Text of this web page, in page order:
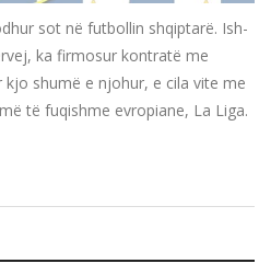
sot në futbollin shqiptarë. Ish-
ka firmosur kontratë me
kjo shumë e njohur, e cila vite me
të fuqishme evropiane, La Liga.